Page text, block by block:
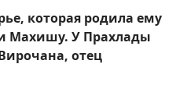
которая родила ему
Махишу. У Прахлады
отец